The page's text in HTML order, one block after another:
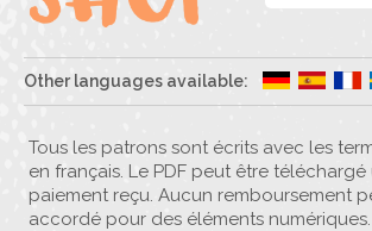
Other languages available:
Tous les patrons sont écrits avec les
en français. Le PDF peut être
paiement reçu. Aucun remboursement
accordé pour des éléments numériques.